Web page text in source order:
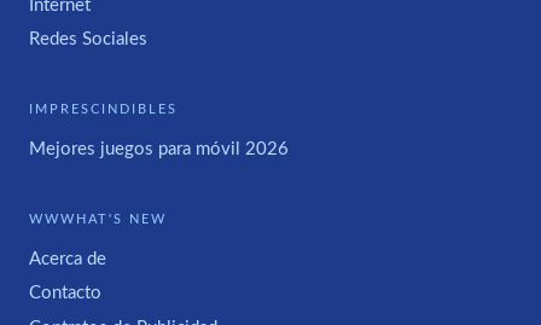
Internet
Redes Sociales
IMPRESCINDIBLES
Mejores juegos para móvil 2026
WWWHAT'S NEW
Acerca de
Contacto